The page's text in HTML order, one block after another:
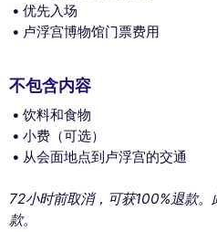
优先入场
卢浮宫博物馆门票费用
不包含内容
饮料和食物
小费（可选）
从会面地点到卢浮宫的交通
72小时前取消，可获100%退款
款。